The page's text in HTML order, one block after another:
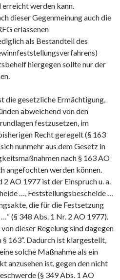
werden kann.
dieser Gegenmeinung auch die
erlassenen
als Bestandteil des
hiergegen sollte nur der
die gesetzliche Ermächtigung,
abweichend von den
festzusetzen, im
Recht geregelt (§ 163
nunmehr aus dem Gesetz in
nach § 163 AO
angefochten werden können.
AO 1977 ist der Einspruch u. a.
…, Feststellungsbescheide …
die für die Festsetzung
(§ 348 Abs. 1 Nr. 2 AO 1977).
dieser Regelung sind dagegen
163“. Dadurch ist klargestellt,
solche Maßnahme als ein
anzusehen ist, gegen den nicht
(§ 349 Abs. 1 AO